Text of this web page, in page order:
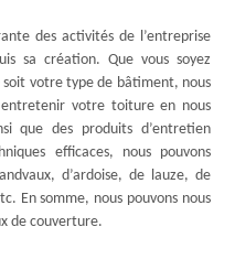
des activités de l’entreprise
sa création. Que vous soyez
votre type de bâtiment, nous
entretenir votre toiture en nous
que des produits d’entretien
efficaces, nous pouvons
d’ardoise, de lauze, de
En somme, nous pouvons nous
de couverture.